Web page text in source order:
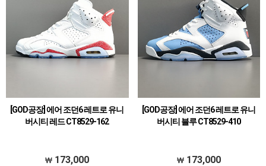
[GOD공장] 에어 조던6 레트로 유니
버시티 레드 CT8529-162
173,000
[GOD공장] 에어 조던6 레트로 유니
버시티 블루 CT8529-410
173,000